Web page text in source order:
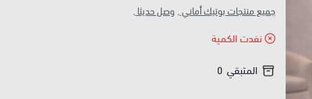
جميع منتجات بوتيك أماني , وصل حديثا ,
نفدت الكمية
المتبقي 0